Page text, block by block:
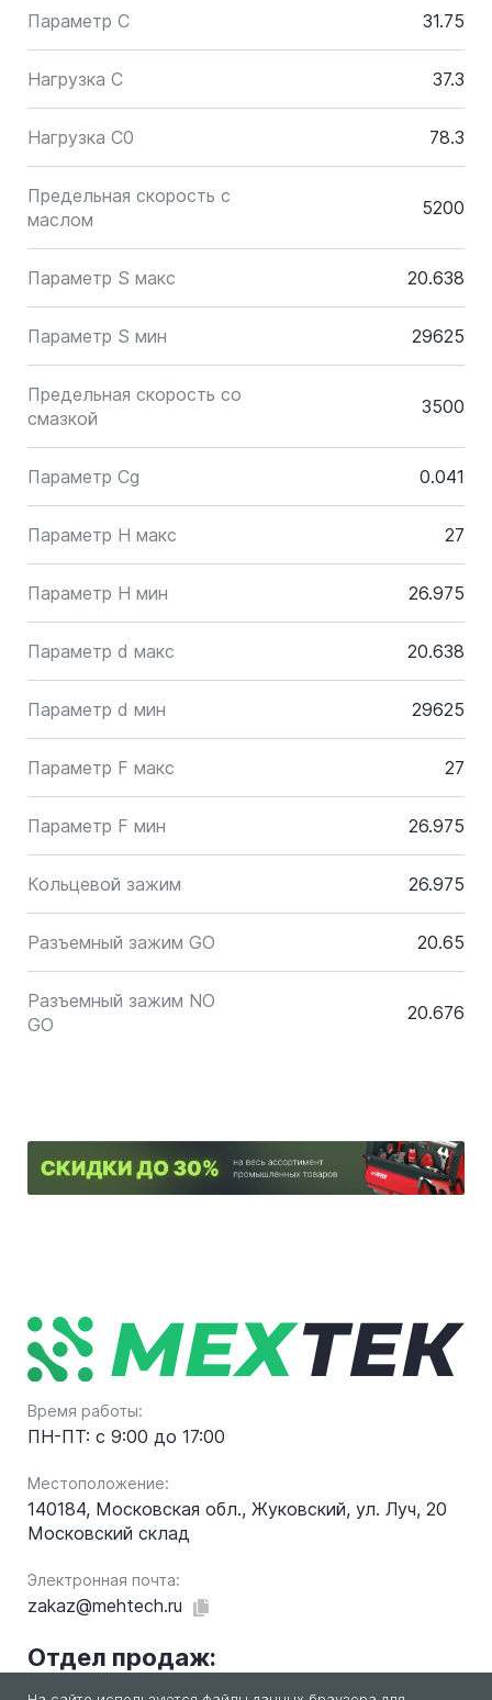
Параметр C 31.75
Нагрузка C 37.3
Нагрузка C0 78.3
Предельная скорость с
маслом
5200
Параметр S макс 20.638
Параметр S мин 29625
Предельная скорость со
смазкой
3500
Параметр Cg 0.041
Параметр H макс 27
Параметр H мин 26.975
Параметр d макс 20.638
Параметр d мин 29625
Параметр F макс 27
Параметр F мин 26.975
Кольцевой зажим 26.975
Разъемный зажим GO 20.65
Разъемный зажим NO
GO
20.676
Время работы:
ПН-ПТ: с 9:00 до 17:00
Местоположение:
140184, Московская обл., Жуковский, ул. Луч, 20
Московский склад
Электронная почта:
zakaz@mehtech.ru
Отдел продаж: